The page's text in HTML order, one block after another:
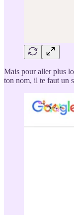
Mais pour aller plus
ton nom, il te faut un